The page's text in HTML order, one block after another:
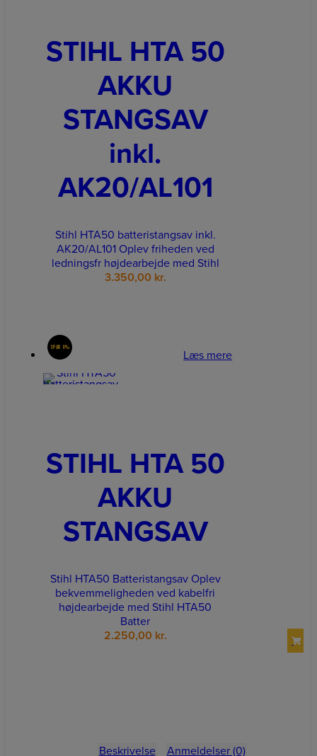
STIHL HTA 50
AKKU
STANGSAV
inkl.
AK20/AL101
Stihl HTA50 batteristangsav inkl.
AK20/AL101 Oplev friheden ved
ledningsfr højdearbejde med Stihl
3.350,00 kr.
SPAR 8%
STIHL HTA 50
AKKU
STANGSAV
Stihl HTA50 Batteristangsav Oplev
bekvemmeligheden ved kabelfri
højdearbejde med Stihl HTA50
Batter
2.250,00 kr.
Læs mere
Beskrivelse Anmeldelser (0)